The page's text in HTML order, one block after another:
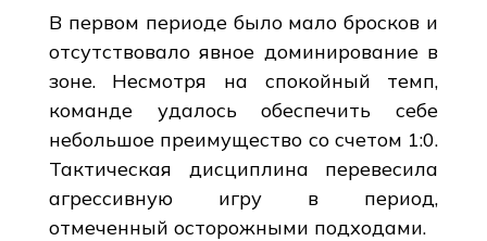
В первом периоде было мало бросков и
отсутствовало явное доминирование в
зоне. Несмотря на спокойный темп,
команде удалось обеспечить себе
небольшое преимущество со счетом 1:0.
Тактическая дисциплина перевесила
агрессивную игру в период,
отмеченный осторожными подходами.